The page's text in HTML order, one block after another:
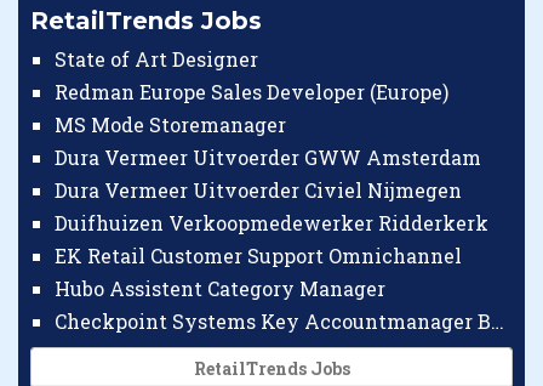
RetailTrends Jobs
State of Art Designer
Redman Europe Sales Developer (Europe)
MS Mode Storemanager
Dura Vermeer Uitvoerder GWW Amsterdam
Dura Vermeer Uitvoerder Civiel Nijmegen
Duifhuizen Verkoopmedewerker Ridderkerk
EK Retail Customer Support Omnichannel
Hubo Assistent Category Manager
Checkpoint Systems Key Accountmanager Benelux
RetailTrends Jobs